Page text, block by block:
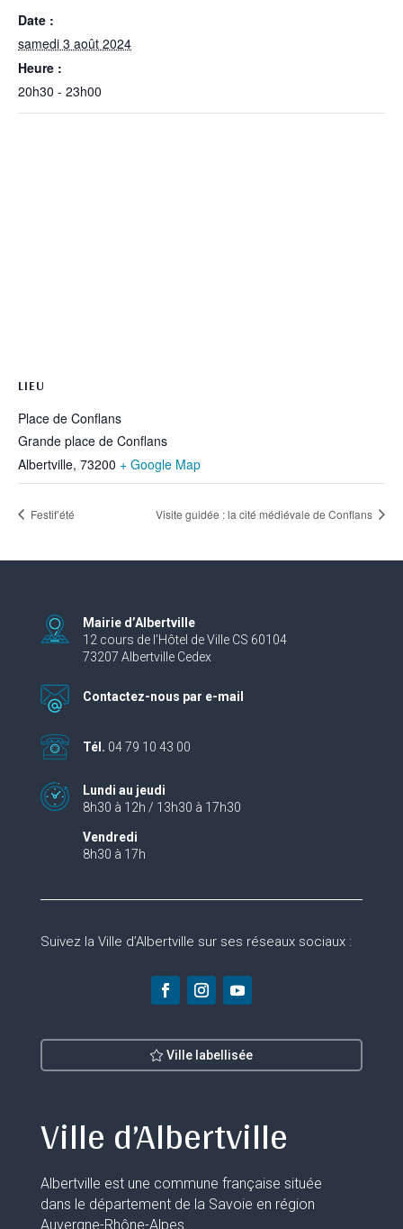
Date :
samedi 3 août 2024
Heure :
20h30 - 23h00
LIEU
Place de Conflans
Grande place de Conflans
Albertville, 73200 + Google Map
Festif’été Visite guidée : la cité médiévale de Conflans
Mairie d’Albertville
12 cours de l’Hôtel de Ville CS 60104
73207 Albertville Cedex
Contactez-nous par e-mail
Tél. 04 79 10 43 00
Lundi au jeudi
8h30 à 12h / 13h30 à 17h30
Vendredi
8h30 à 17h
Suivez la Ville d’Albertville sur ses réseaux sociaux :
Ville labellisée
Ville d’Albertville
Albertville est une commune française située
dans le département de la Savoie en région
Auvergne-Rhône-Alpes.